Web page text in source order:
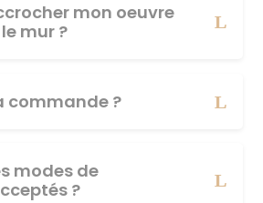
mon oeuvre
mur ?
commande ?
modes de
?